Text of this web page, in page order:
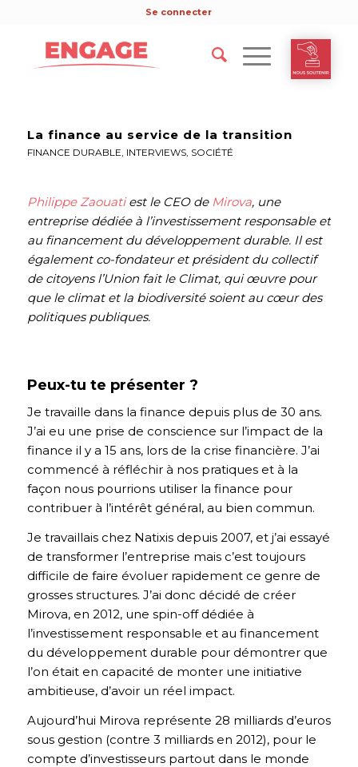
Se connecter
La finance au service de la transition
FINANCE DURABLE, INTERVIEWS, SOCIÉTÉ
Philippe Zaouatiest le CEO de Mirova, une
entreprise dédiée à l’investissement responsable et
au financement du développement durable. Il est
également co-fondateur et président du collectif
de citoyens l’Union fait le Climat, qui œuvre pour
que le climat et la biodiversité soient au cœur des
politiques publiques.
Peux-tu te présenter ?
Je travaille dans la finance depuis plus de 30 ans.
J’ai eu une prise de conscience sur l’impact de la
finance il y a 15 ans, lors de la crise financière. J’ai
commencé à réfléchir à nos pratiques et à la
façon nous pourrions utiliser la finance pour
contribuer à l’intérêt général, au bien commun.
Je travaillais chez Natixis depuis 2007, et j’ai essayé
de transformer l’entreprise mais c’est toujours
difficile de faire évoluer rapidement ce genre de
grosses structures. J’ai donc décidé de créer
Mirova, en 2012, une spin-off dédiée à
l’investissement responsable et au financement
du développement durable pour démontrer que
l’on était en capacité de monter une initiative
ambitieuse, d’avoir un réel impact.
Aujourd’hui Mirova représente 28 milliards d’euros
sous gestion (contre 3 milliards en 2012), pour le
compte d’investisseurs partout dans le monde